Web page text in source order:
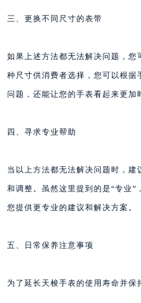
三、更换不同尺寸的表带
如果上述方法都无法解决问题，您
种尺寸供消费者选择，您可以根据
问题，还能让您的手表看起来更加
四、寻求专业帮助
当以上方法都无法解决问题时，
和调整。虽然这里提到的是“专业”
您提供更专业的建议和解决方案。
五、日常保养注意事项
为了延长天梭手表的使用寿命并保